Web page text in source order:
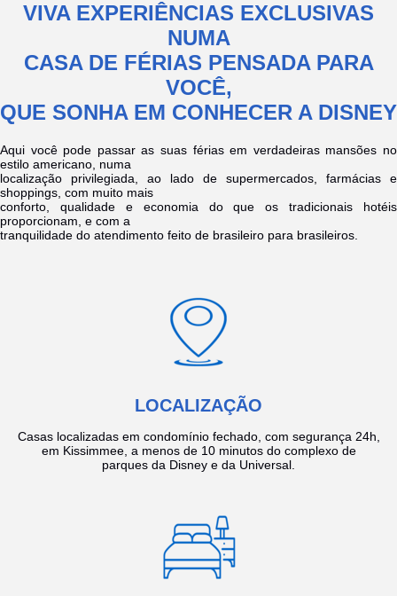
VIVA EXPERIÊNCIAS EXCLUSIVAS
NUMA
CASA DE FÉRIAS PENSADA PARA
VOCÊ,
QUE SONHA EM CONHECER A DISNEY
Aqui você pode passar as suas férias em verdadeiras mansões no
estilo americano, numa
localização privilegiada, ao lado de supermercados, farmácias e
shoppings, com muito mais
conforto, qualidade e economia do que os tradicionais hotéis
proporcionam, e com a
tranquilidade do atendimento feito de brasileiro para brasileiros.
LOCALIZAÇÃO
Casas localizadas em condomínio fechado, com segurança 24h,
em Kissimmee, a menos de 10 minutos do complexo de
parques da Disney e da Universal.